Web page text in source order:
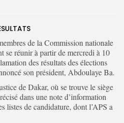
de la Commission nationale
se réunir à partir de mercredi à 10
des résultats des élections
son président, Abdoulaye Ba.
de Dakar, où se trouve le siège
dans une note d’information
listes de candidature, dont l’APS a